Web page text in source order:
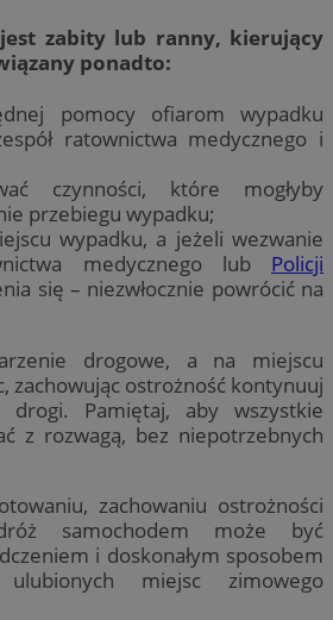
zabity lub ranny, kierujący
ponadto:
pomocy ofiarom wypadku
ratownictwa medycznego i
czynności, które mogłyby
przebiegu wypadku;
wypadku, a jeżeli wezwanie
medycznego lub Policji
się – niezwłocznie powrócić na
drogowe, a na miejscu
zachowując ostrożność kontynuuj
Pamiętaj, aby wszystkie
z rozwagą, bez niepotrzebnych
zachowaniu ostrożności
samochodem może być
i doskonałym sposobem
miejsc zimowego